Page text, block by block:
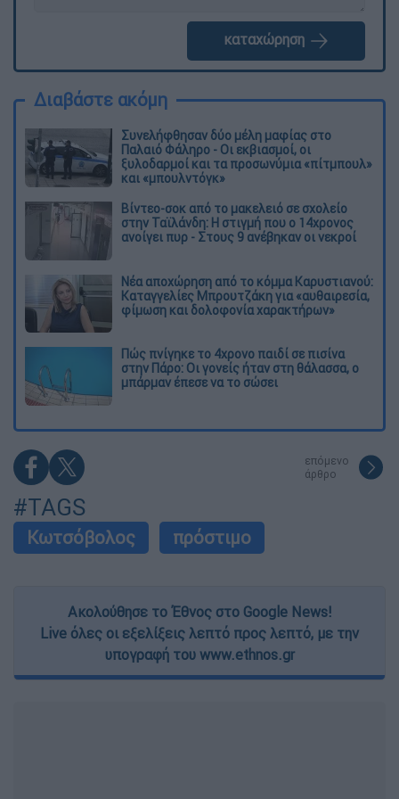
καταχώρηση
Διαβάστε ακόμη
Συνελήφθησαν δύο μέλη μαφίας στο
Παλαιό Φάληρο - Οι εκβιασμοί, οι
ξυλοδαρμοί και τα προσωνύμια «πίτμπουλ»
και «μπουλντόγκ»
Βίντεο-σοκ από το μακελειό σε σχολείο
στην Ταϊλάνδη: Η στιγμή που ο 14χρονος
ανοίγει πυρ - Στους 9 ανέβηκαν οι νεκροί
Νέα αποχώρηση από το κόμμα Καρυστιανού:
Καταγγελίες Μπρουτζάκη για «αυθαιρεσία,
φίμωση και δολοφονία χαρακτήρων»
Πώς πνίγηκε το 4χρονο παιδί σε πισίνα
στην Πάρο: Οι γονείς ήταν στη θάλασσα, ο
μπάρμαν έπεσε να το σώσει
επόμενο
άρθρο
#TAGS
Κωτσόβολος πρόστιμο
Ακολούθησε το Έθνος στο Google News!
Live όλες οι εξελίξεις λεπτό προς λεπτό, με την
υπογραφή του www.ethnos.gr